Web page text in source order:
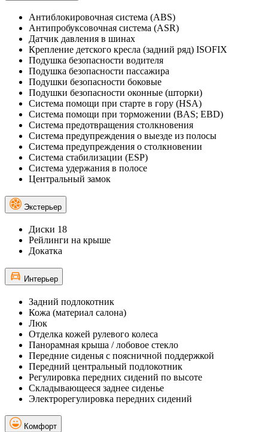
Антиблокировочная система (ABS)
Антипробуксовочная система (ASR)
Датчик давления в шинах
Крепление детского кресла (задний ряд) ISOFIX
Подушка безопасности водителя
Подушка безопасности пассажира
Подушки безопасности боковые
Подушки безопасности оконные (шторки)
Система помощи при старте в гору (HSA)
Система помощи при торможении (BAS; EBD)
Система предотвращения столкновения
Система предупреждения о выезде из полосы
Система предупреждения о столкновении
Система стабилизации (ESP)
Система удержания в полосе
Центральный замок
Экстерьер
Диски 18
Рейлинги на крыше
Докатка
Интерьер
Задний подлокотник
Кожа (материал салона)
Люк
Отделка кожей рулевого колеса
Панорамная крыша / лобовое стекло
Передние сиденья с поясничной поддержкой
Передний центральный подлокотник
Регулировка передних сидений по высоте
Складывающееся заднее сиденье
Электрорегулировка передних сидений
Комфорт